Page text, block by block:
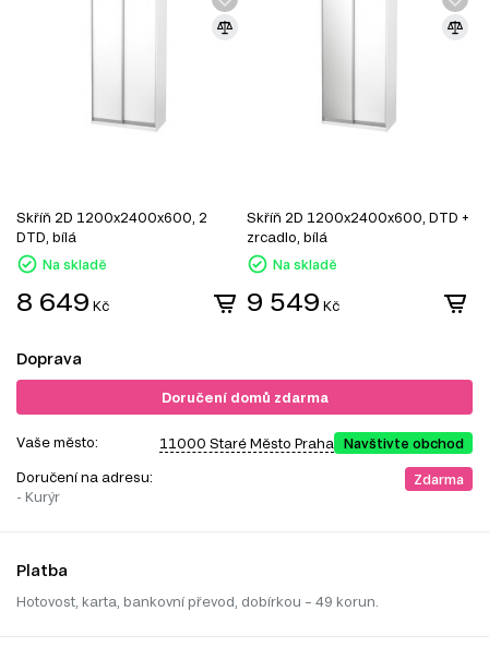
Skříň 2D 1200x2400x600, 2
DTD, bílá
Na skladě
8 649 Kč
Skříň 2D 1200x2400x600, DTD +
zrcadlo, bílá
Na skladě
9 549 Kč
Doprava
Doručení domů zdarma
Vaše město: 11000 Staré Město Praha Navštivte obchod
Doručení na adresu:
- Kurýr
Zdarma
Platba
Hotovost, karta, bankovní převod, dobírkou – 49 korun.